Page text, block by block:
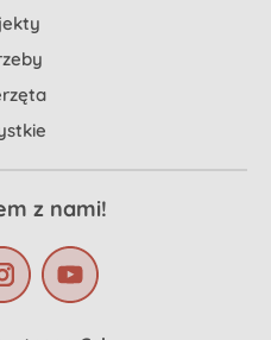
z nami!